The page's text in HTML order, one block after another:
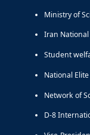
Ministry of
Iran
Student
National
Network of
D-8